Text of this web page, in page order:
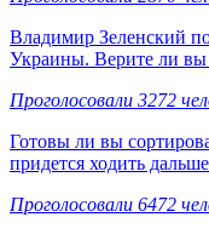
Владимир Зеленский
Украины. Верите ли вы
Проголосовали 3272
Готовы ли вы
придется ходить
Проголосовали 6472